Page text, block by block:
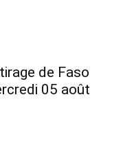
de Faso
05 août